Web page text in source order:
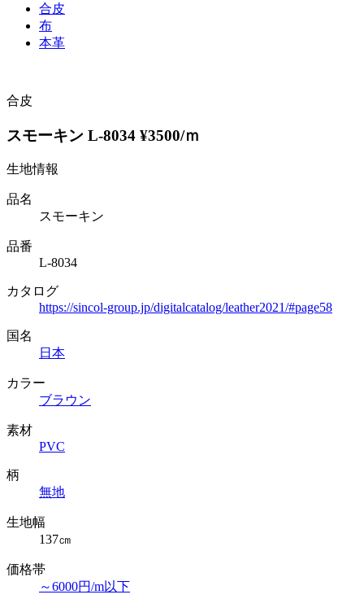
合皮
布
本革
合皮
スモーキン L-8034 ¥3500/ｍ
生地情報
品名
スモーキン
品番
L-8034
カタログ
https://sincol-group.jp/digitalcatalog/leather2021/#page58
国名
日本
カラー
ブラウン
素材
PVC
柄
無地
生地幅
137㎝
価格帯
～6000円/m以下